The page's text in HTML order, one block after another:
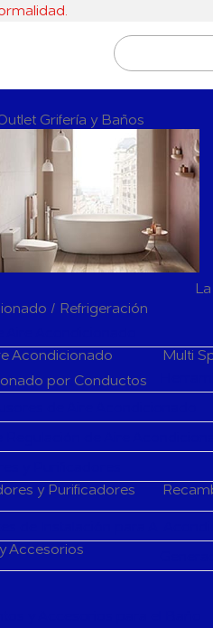
Grifería y Baños
/ Refrigeración
Acondicionado
Multi
por Conductos
y Purificadores
Accesorios